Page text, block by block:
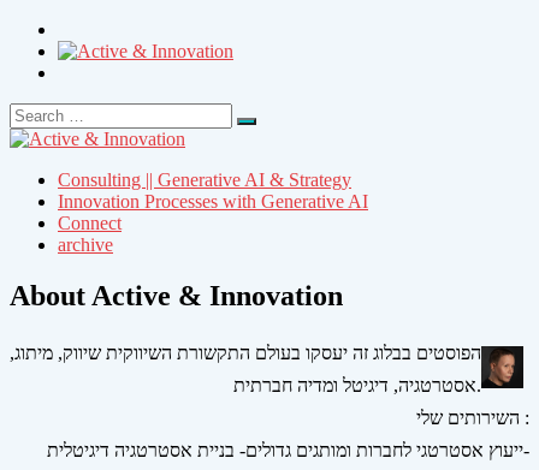
Search
for:
Search
Consulting || Generative AI & Strategy
Innovation Processes with Generative AI
Connect
archive
About Active & Innovation
הפוסטים בבלוג זה יעסקו בעולם התקשורת השיווקית שיווק, מיתוג,
אסטרטגיה, דיגיטל ומדיה חברתית.
השירותים שלי :
ייעוץ אסטרטגי לחברות ומותגים גדולים- בניית אסטרטגיה דיגיטלית-